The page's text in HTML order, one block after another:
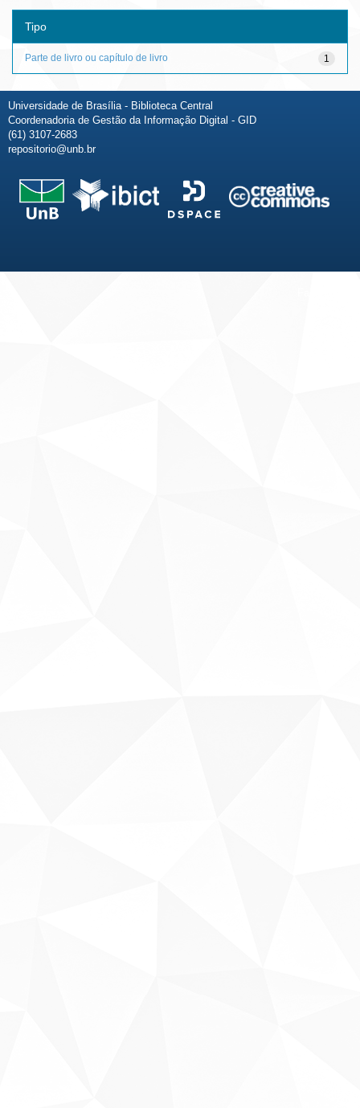
Tipo
1
Parte de livro ou capítulo de livro
Universidade de Brasília - Biblioteca Central
Coordenadoria de Gestão da Informação Digital - GID
(61) 3107-2683
repositorio@unb.br